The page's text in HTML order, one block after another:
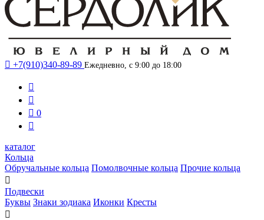
 +7(910)340-89-89 Ежедневно, с 9:00 до 18:00


 0

каталог
Кольца
Обручальные кольца Помолвочные кольца Прочие кольца

Подвески
Буквы Знаки зодиака Иконки Кресты
